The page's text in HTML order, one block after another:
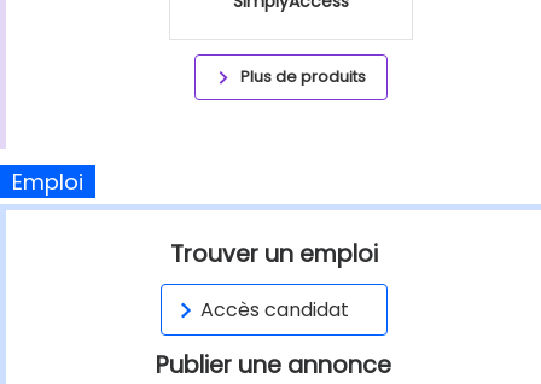
Plus de produits
Emploi
Trouver un emploi
Accès candidat
Publier une annonce